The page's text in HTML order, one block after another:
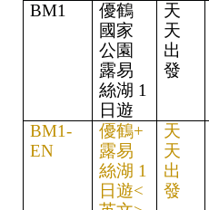
BM1
優鶴
國家
公園
露易
絲湖 1
日遊
天
天
出
發
BM1-
EN
優鶴+
露易
絲湖 1
日遊<
天
天
出
發